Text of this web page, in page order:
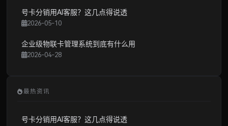
号卡分销用AI客服？这几点得说透
2026-05-10
企业级物联卡管理系统到底有什么用
2026-04-28
最热资讯
号卡分销用AI客服？这几点得说透